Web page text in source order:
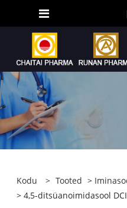
Kodu > Tooted >
> 4,5-ditsüanoimidasool DCI